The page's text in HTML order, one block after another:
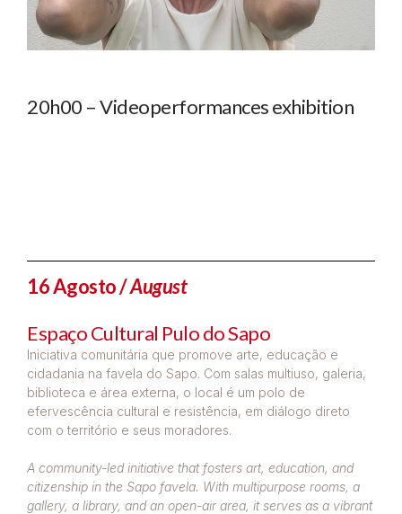
20h00 – Videoperformances exhibition
16 Agosto /August
Espaço Cultural Pulo do Sapo
Iniciativa comunitária que promove arte, educação e
cidadania na favela do Sapo. Com salas multiuso, galeria,
biblioteca e área externa, o local é um polo de
efervescência cultural e resistência, em diálogo direto
com o território e seus moradores.
A community-led initiative that fosters art, education, and
citizenship in the Sapo favela. With multipurpose rooms, a
gallery, a library, and an open-air area, it serves as a vibrant